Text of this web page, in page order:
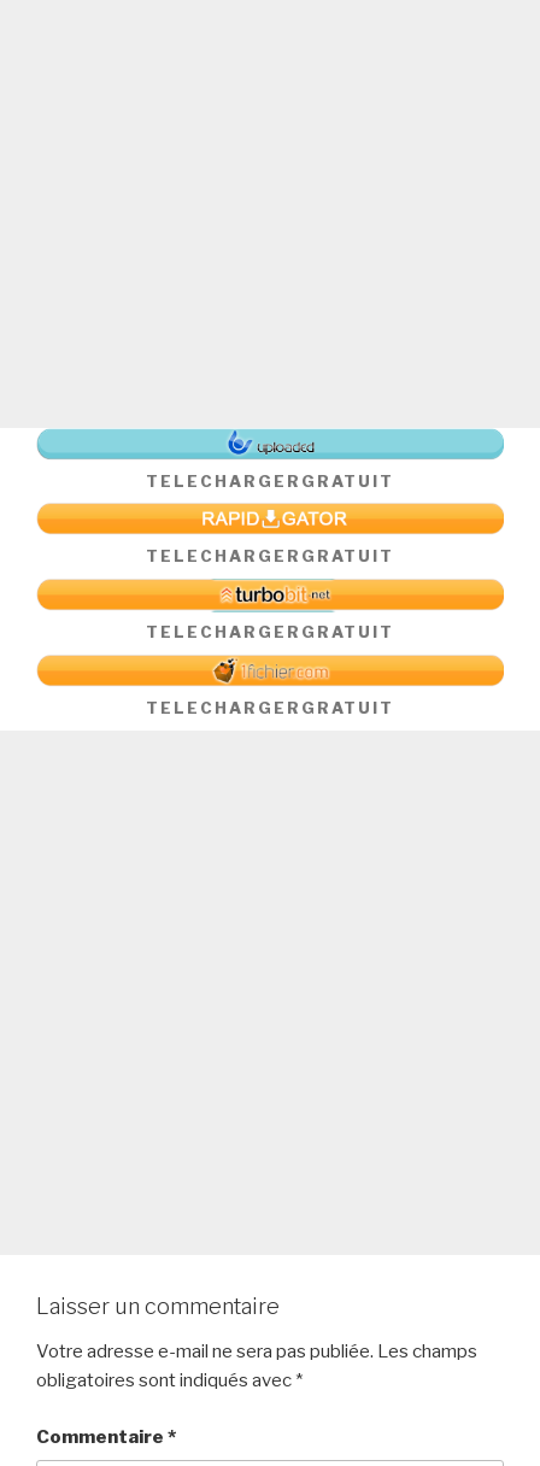
TELECHARGER GRATUIT
TELECHARGER GRATUIT
TELECHARGER GRATUIT
TELECHARGER GRATUIT
Laisser un commentaire
Votre adresse e-mail ne sera pas publiée. Les champs
obligatoires sont indiqués avec *
Commentaire *